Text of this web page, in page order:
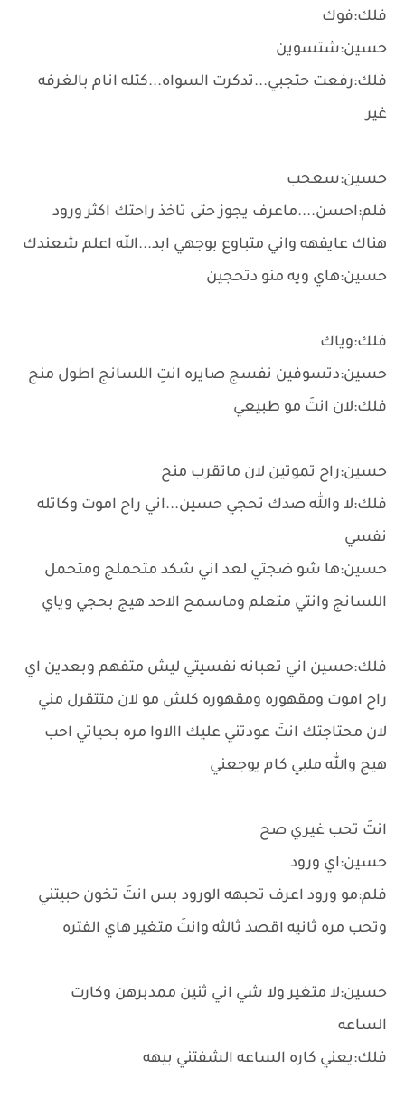
فلك:فوك
حسين:شتسوين
فلك:رفعت حتجبي...تدكرت السواه...كتله انام بالغرفه
غير
حسين:سعجب
فلم:احسن....ماعرف يجوز حتى تاخذ راحتك اكثر ورود
هناك عايفهه واني متباوع بوجهي ابد...الله اعلم شعندك
حسين:هاي ويه منو دتحجين
فلك:وياك
حسين:دتسوفين نفسج صايره انتِ اللسانج اطول منج
فلك:لان انتَ مو طبيعي
حسين:راح تموتين لان ماتقرب منح
فلك:لا والله صدك تحجي حسين...اني راح اموت وكاتله
نفسي
حسين:ها شو ضجتي لعد اني شكد متحملج ومتحمل
اللسانج وانتي متعلم وماسمح الاحد هيج بحجي وياي
فلك:حسين اني تعبانه نفسيتي ليش متفهم وبعدين اي
راح اموت ومقهوره ومقهوره كلش مو لان متتقرل مني
لان محتاجتك انتَ عودتني عليك االاوا مره بحياتي احب
هيج والله ملبي كام يوجعني
انتَ تحب غيري صح
حسين:اي ورود
فلم:مو ورود اعرف تحبهه الورود بس انتَ تخون حبيتني
وتحب مره ثانيه اقصد ثالثه وانتَ متغير هاي الفتره
حسين:لا متغير ولا شي اني ثنين ممدبرهن وكارت
الساعه
فلك:يعني كاره الساعه الشفتني بيهه